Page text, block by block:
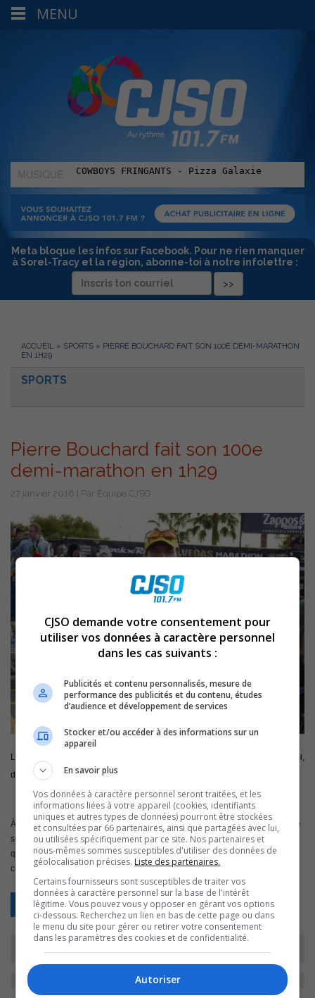
MUSIQUE
:
Meta bloque les infos sur Facebook. Pour ne rien manquer
à Sorel-Tracy et la région, abonne-toi à notre infolettre :
ACCUEIL » SPORTS » PIERRE BOUCHARD FAIT SON 100E DEMI-MARATHON
EN 1H29
SPORTS
Pierre Bouchard fait son 100e
demi-marathon en 1h29
27 janvier 2016 | Par Équipe CJSO
Le sorelois Pierre Bouchard a complété le demi-marathon de Miami,
dimanche dernier, avec un chrono de 1h29m33s.
À son 100e demi-marathon en carrière, Bouchard a terminé à un dixième de
seconde du deuxième plus rapide de sa catégorie des 50 à 54 ans. Celui
qu’on surnomme «the white Kenyan» a terminé au total 167e sur 14 464
coureurs.
Retour
MENU
CJSO demande votre consentement pour
utiliser vos données à caractère personnel
dans les cas suivants :
Publicités et contenu personnalisés, mesure de
performance des publicités et du contenu, études
d’audience et développement de services
Stocker et/ou accéder à des informations sur un
appareil
En savoir plus
Vos données à caractère personnel seront traitées, et les
informations liées à votre appareil (cookies, identifiants
uniques et autres types de données) pourront être stockées
et consultées par 66 partenaires, ainsi que partagées avec lui,
ou utilisées spécifiquement par ce site. Nos partenaires et
nous-mêmes sommes susceptibles d'utiliser des données de
géolocalisation précises. Liste des partenaires.
Certains fournisseurs sont susceptibles de traiter vos
données à caractère personnel sur la base de l'intérêt
légitime. Vous pouvez vous y opposer en gérant vos options
ci-dessous. Recherchez un lien en bas de cette page ou dans
le menu du site pour gérer ou retirer votre consentement
dans les paramètres des cookies et de confidentialité.
Autoriser